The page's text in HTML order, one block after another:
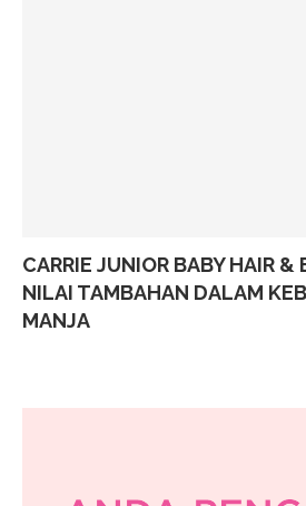
CARRIE JUNIOR BABY HAIR &
NILAI TAMBAHAN DALAM
MANJA